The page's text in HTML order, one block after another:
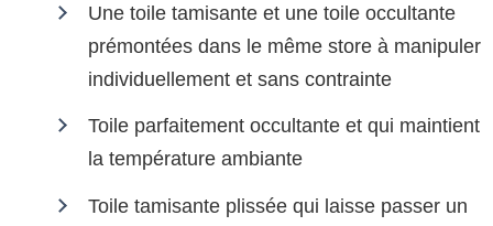
Une toile tamisante et une toile occultante
prémontées dans le même store à manipuler
individuellement et sans contrainte
Toile parfaitement occultante et qui maintient
la température ambiante
Toile tamisante plissée qui laisse passer un